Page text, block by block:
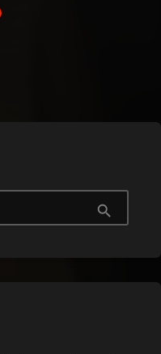
search